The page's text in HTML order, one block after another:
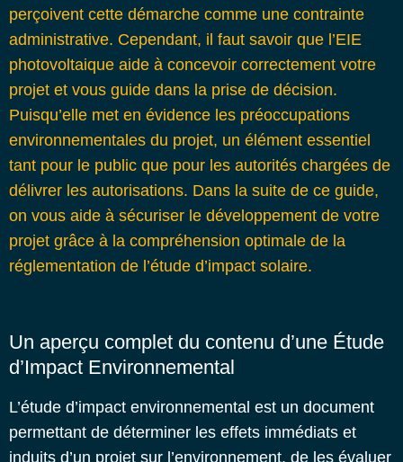
perçoivent cette démarche comme une contrainte
administrative. Cependant, il faut savoir que l’EIE
photovoltaique aide à concevoir correctement votre
projet et vous guide dans la prise de décision.
Puisqu’elle met en évidence les préoccupations
environnementales du projet, un élément essentiel
tant pour le public que pour les autorités chargées de
délivrer les autorisations. Dans la suite de ce guide,
on vous aide à sécuriser le développement de votre
projet grâce à la compréhension optimale de la
réglementation de l’étude d’impact solaire.
Un aperçu complet du contenu d’une Étude
d’Impact Environnemental
L’étude d’impact environnemental est un document
permettant de déterminer les effets immédiats et
induits d’un projet sur l’environnement, de les évaluer